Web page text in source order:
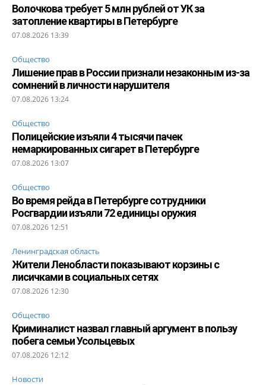
Волочкова требует 5 млн рублей от УК за
затопление квартиры в Петербурге
07.08.2026 13:39
Общество
Лишение прав в России признали незаконным из-за
сомнений в личности нарушителя
07.08.2026 13:24
Общество
Полицейские изъяли 4 тысячи пачек
немаркированных сигарет в Петербурге
07.08.2026 13:07
Общество
Во время рейда в Петербурге сотрудники
Росгвардии изъяли 72 единицы оружия
07.08.2026 12:51
Ленинградская область
Жители Ленобласти показывают корзины с
лисичками в социальных сетях
07.08.2026 12:30
Общество
Криминалист назвал главный аргумент в пользу
побега семьи Усольцевых
07.08.2026 12:12
Новости